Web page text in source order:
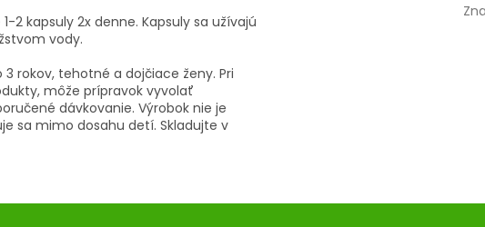
2 kapsuly 2x denne. Kapsuly sa užívajú
vody.
rokov, tehotné a dojčiace ženy. Pri
môže prípravok vyvolať
dávkovanie. Výrobok nie je
sa mimo dosahu detí. Skladujte v